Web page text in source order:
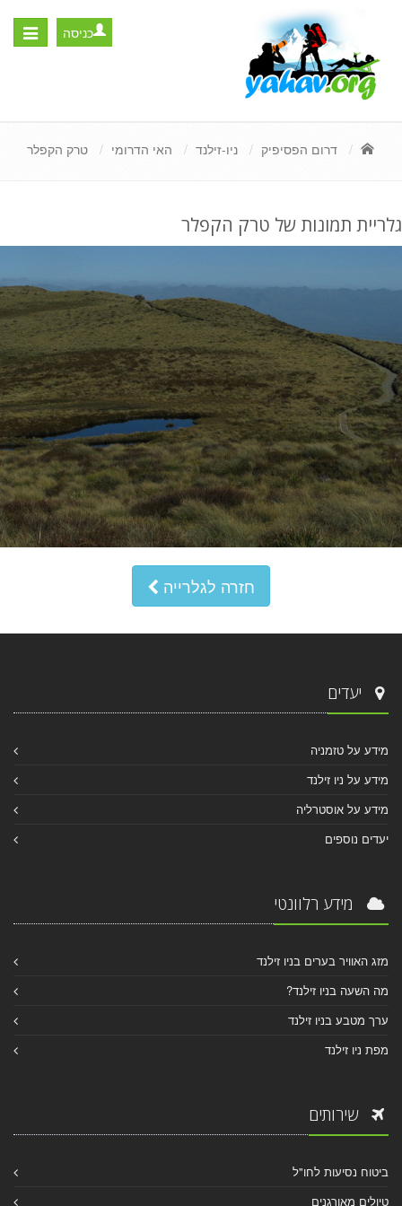
Toggle
כניסה
דרום הפסיפיק ניו-זילנד האי הדרומי טרק הקפלר
גלריית תמונות של טרק הקפלר
חזרה לגלרייה
יעדים
מידע על טזמניה
מידע על ניו זילנד
מידע על אוסטרליה
יעדים נוספים
מידע רלוונטי
מזג האוויר בערים בניו זילנד
מה השעה בניו זילנד?
ערך מטבע בניו זילנד
מפת ניו זילנד
שירותים
ביטוח נסיעות לחו"ל
טיולים מאורגנים